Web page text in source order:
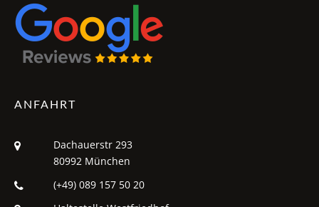
ANFAHRT
Dachauerstr 293
80992 München
(+49) 089 157 50 20